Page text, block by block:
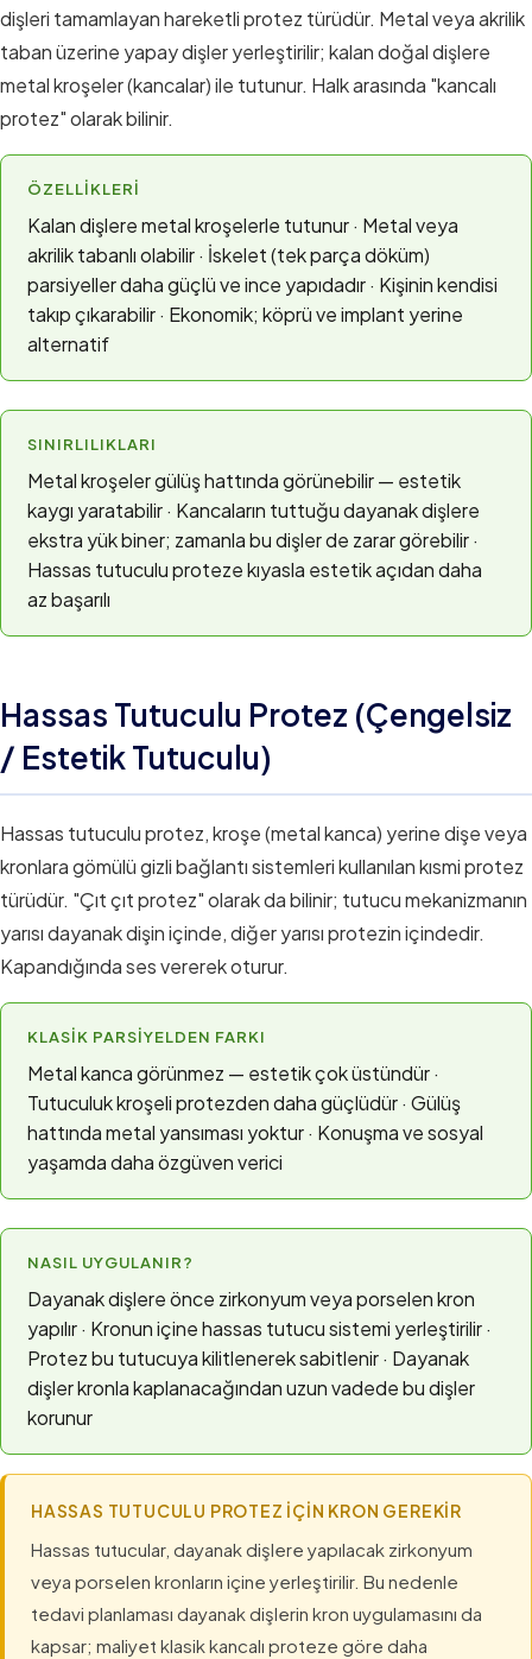
dişleri tamamlayan hareketli protez türüdür. Metal veya akrilik
taban üzerine yapay dişler yerleştirilir; kalan doğal dişlere
metal kroşeler (kancalar) ile tutunur. Halk arasında "kancalı
protez" olarak bilinir.
ÖZELLIKLERI
Kalan dişlere metal kroşelerle tutunur · Metal veya
akrilik tabanlı olabilir · İskelet (tek parça döküm)
parsiyeller daha güçlü ve ince yapıdadır · Kişinin kendisi
takıp çıkarabilir · Ekonomik; köprü ve implant yerine
alternatif
SINIRLILIKLARI
Metal kroşeler gülüş hattında görünebilir — estetik
kaygı yaratabilir · Kancaların tuttuğu dayanak dişlere
ekstra yük biner; zamanla bu dişler de zarar görebilir ·
Hassas tutuculu proteze kıyasla estetik açıdan daha
az başarılı
Hassas Tutuculu Protez (Çengelsiz
/ Estetik Tutuculu)
Hassas tutuculu protez, kroşe (metal kanca) yerine dişe veya
kronlara gömülü gizli bağlantı sistemleri kullanılan kısmi protez
türüdür. "Çıt çıt protez" olarak da bilinir; tutucu mekanizmanın
yarısı dayanak dişin içinde, diğer yarısı protezin içindedir.
Kapandığında ses vererek oturur.
KLASIK PARSIYELDEN FARKI
Metal kanca görünmez — estetik çok üstündür ·
Tutuculuk kroşeli protezden daha güçlüdür · Gülüş
hattında metal yansıması yoktur · Konuşma ve sosyal
yaşamda daha özgüven verici
NASIL UYGULANIR?
Dayanak dişlere önce zirkonyum veya porselen kron
yapılır · Kronun içine hassas tutucu sistemi yerleştirilir ·
Protez bu tutucuya kilitlenerek sabitlenir · Dayanak
dişler kronla kaplanacağından uzun vadede bu dişler
korunur
HASSAS TUTUCULU PROTEZ İÇIN KRON GEREKIR
Hassas tutucular, dayanak dişlere yapılacak zirkonyum
veya porselen kronların içine yerleştirilir. Bu nedenle
tedavi planlaması dayanak dişlerin kron uygulamasını da
kapsar; maliyet klasik kancalı proteze göre daha